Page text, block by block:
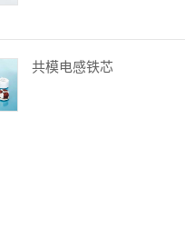
共模电感铁芯